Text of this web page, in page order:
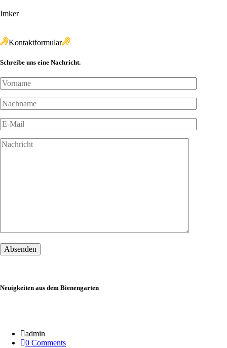
Imker
Kontaktformular
Schreibe uns eine Nachricht.
Neuigkeiten aus dem Bienengarten
admin
0 Comments